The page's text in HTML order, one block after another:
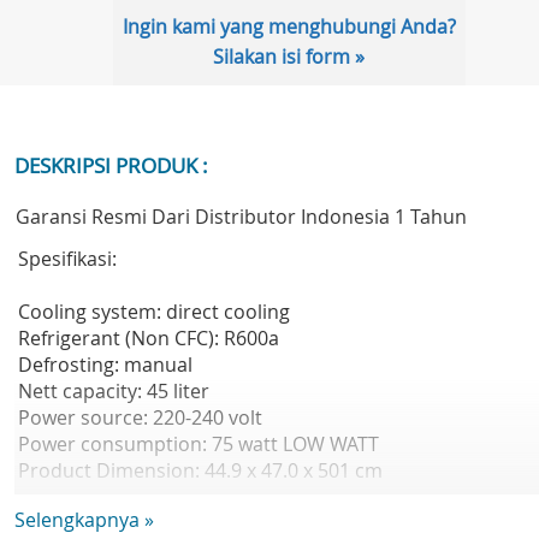
Ingin kami yang menghubungi Anda?
Silakan isi form »
DESKRIPSI PRODUK :
Garansi Resmi Dari Distributor Indonesia 1 Tahun
Spesifikasi:
Cooling system: direct cooling
Refrigerant (Non CFC): R600a
Defrosting: manual
Nett capacity: 45 liter
Power source: 220-240 volt
Power consumption: 75 watt LOW WATT
Product Dimension: 44.9 x 47.0 x 501 cm
Kulkas 1 Pintu
Selengkapnya »